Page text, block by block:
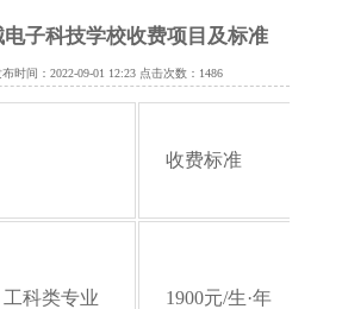
子科技学校收费项目及标准
时间：2022-09-01 12:23 点击次数： 1486
收费标准
工科类专业 1900元/生·年